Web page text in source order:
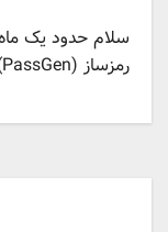
سلام حدود یک
رمزساز (PassGen) خبر دادم. ولی اکنون از آن زمان…